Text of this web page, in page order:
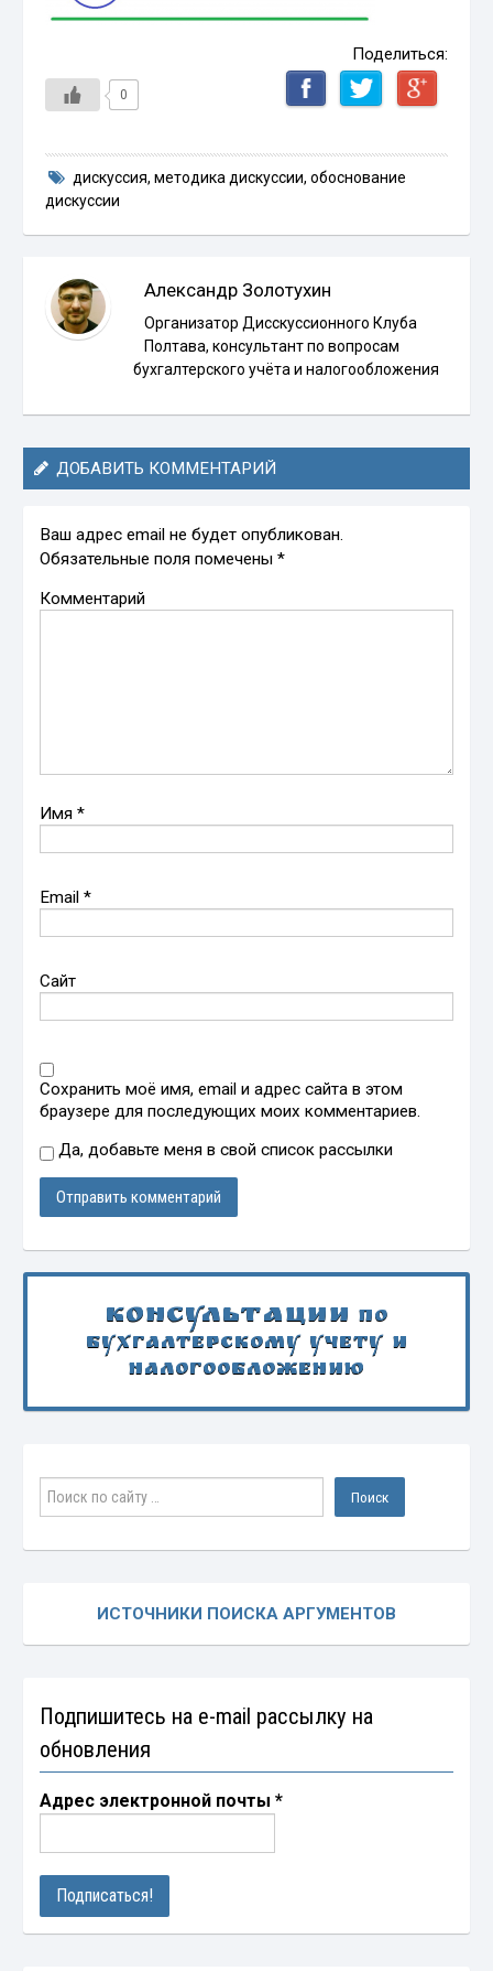
Поделиться:
0
дискуссия, методика дискуссии, обоснование
дискуссии
Александр Золотухин
Организатор Дисскуссионного Клуба
Полтава, консультант по вопросам
бухгалтерского учёта и налогообложения
ДОБАВИТЬ КОММЕНТАРИЙ
Ваш адрес email не будет опубликован.
Обязательные поля помечены*
Комментарий
Имя*
Email*
Сайт
Сохранить моё имя, email и адрес сайта в этом
браузере для последующих моих комментариев.
Да, добавьте меня в свой список рассылки
Консультации по
бухгалтерскому учету и
налогообложению
ИСТОЧНИКИ ПОИСКА АРГУМЕНТОВ
Подпишитесь на e-mail рассылку на
обновления
Адрес электронной почты*